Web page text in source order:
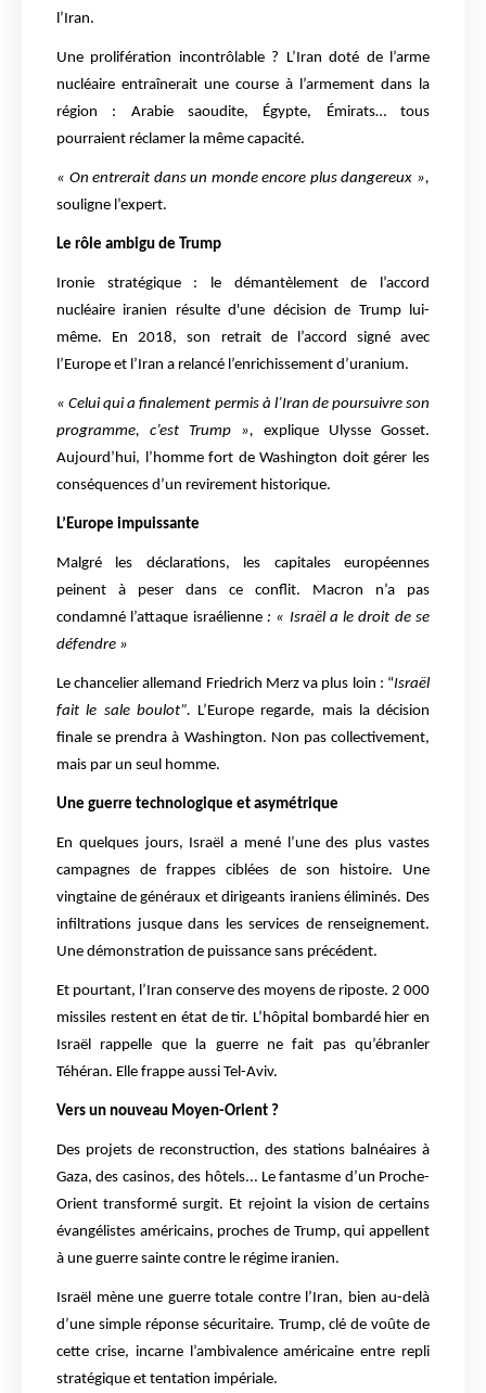
l’Iran.
Une prolifération incontrôlable ? L’Iran doté de l’arme
nucléaire entraînerait une course à l’armement dans la
région : Arabie saoudite, Égypte, Émirats… tous
pourraient réclamer la même capacité.
« On entrerait dans un monde encore plus dangereux »,
souligne l’expert.
Le rôle ambigu de Trump
Ironie stratégique : le démantèlement de l’accord
nucléaire iranien résulte d'une décision de Trump lui-
même. En 2018, son retrait de l’accord signé avec
l’Europe et l’Iran a relancé l’enrichissement d’uranium.
« Celui qui a finalement permis à l’Iran de poursuivre son
programme, c’est Trump », explique Ulysse Gosset.
Aujourd’hui, l’homme fort de Washington doit gérer les
conséquences d’un revirement historique.
L’Europe impuissante
Malgré les déclarations, les capitales européennes
peinent à peser dans ce conflit. Macron n’a pas
condamné l’attaque israélienne : « Israël a le droit de se
défendre »
Le chancelier allemand Friedrich Merz va plus loin : “Israël
fait le sale boulot”. L’Europe regarde, mais la décision
finale se prendra à Washington. Non pas collectivement,
mais par un seul homme.
Une guerre technologique et asymétrique
En quelques jours, Israël a mené l’une des plus vastes
campagnes de frappes ciblées de son histoire. Une
vingtaine de généraux et dirigeants iraniens éliminés. Des
infiltrations jusque dans les services de renseignement.
Une démonstration de puissance sans précédent.
Et pourtant, l’Iran conserve des moyens de riposte. 2 000
missiles restent en état de tir. L’hôpital bombardé hier en
Israël rappelle que la guerre ne fait pas qu’ébranler
Téhéran. Elle frappe aussi Tel-Aviv.
Vers un nouveau Moyen-Orient ?
Des projets de reconstruction, des stations balnéaires à
Gaza, des casinos, des hôtels... Le fantasme d’un Proche-
Orient transformé surgit. Et rejoint la vision de certains
évangélistes américains, proches de Trump, qui appellent
à une guerre sainte contre le régime iranien.
Israël mène une guerre totale contre l’Iran, bien au-delà
d’une simple réponse sécuritaire. Trump, clé de voûte de
cette crise, incarne l’ambivalence américaine entre repli
stratégique et tentation impériale.